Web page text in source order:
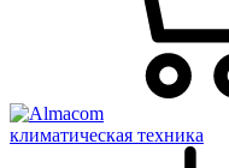
климатическая техника